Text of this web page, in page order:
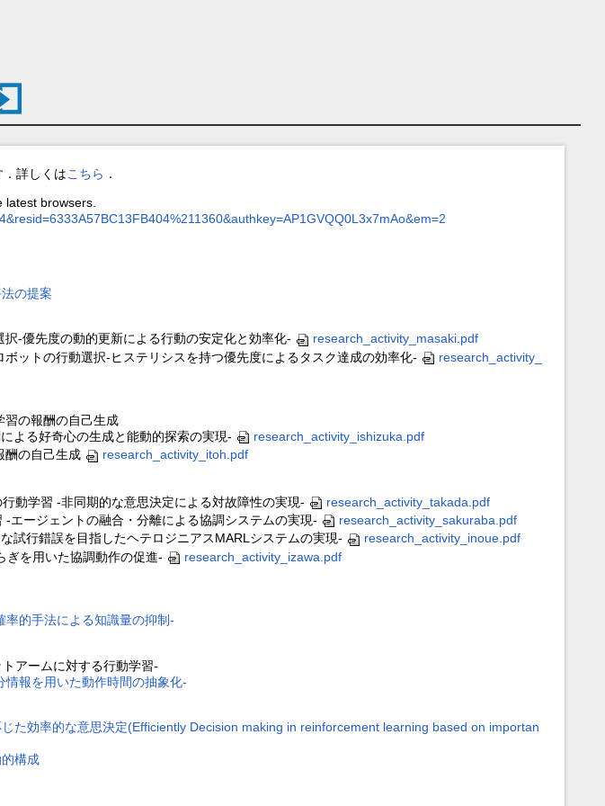
詳しくはこちら ．
latest browsers.
の提案
-優先度の動的更新による行動の安定化と効率化-
research_activity_masaki.pdf
ットの行動選択-ヒステリシスを持つ優先度によるタスク達成の効率化-
research_activity_
習の報酬の自己生成
よる好奇心の生成と能動的探索の実現-
research_activity_ishizuka.pdf
酬の自己生成
research_activity_itoh.pdf
動学習 -非同期的な意思決定による対故障性の実現-
research_activity_takada.pdf
エージェントの融合・分離による協調システムの実現-
research_activity_sakuraba.pdf
試行錯誤を目指したヘテロジニアスMARLシステムの実現-
research_activity_inoue.pdf
を用いた協調動作の促進‐
research_activity_izawa.pdf
的手法による知識量の抑制-
アームに対する行動学習-
報を用いた動作時間の抽象化-
た効率的な意思決定(Efficiently Decision making in reinforcement learning based on importan
構成